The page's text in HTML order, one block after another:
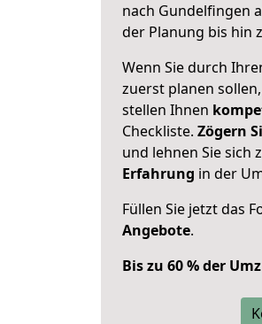
nach Gundelfingen
der Planung bis hin
Wenn Sie durch
zuerst planen
stellen Ihnen
Checkliste. Zögern
und lehnen Sie sich
Erfahrung in der
Füllen Sie jetzt das
Angebote.
Bis zu 60 % der